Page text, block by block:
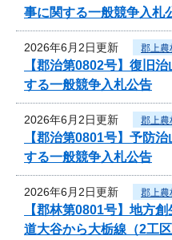
事に関する一般競争入札
2026年6月2日更新 郡上農
【郡治第0802号】復旧
する一般競争入札公告
2026年6月2日更新 郡上農
【郡治第0801号】予防
する一般競争入札公告
2026年6月2日更新 郡上農
【郡林第0801号】地方
道大谷から大栃線（2工